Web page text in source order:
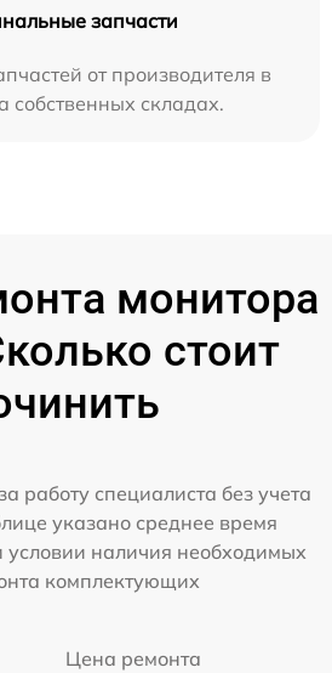
запчасти
от производителя в
собственных складах.
монитора
стоит
работу специалиста без учета
указано среднее время
условии наличия необходимых
комплектующих
Цена ремонта